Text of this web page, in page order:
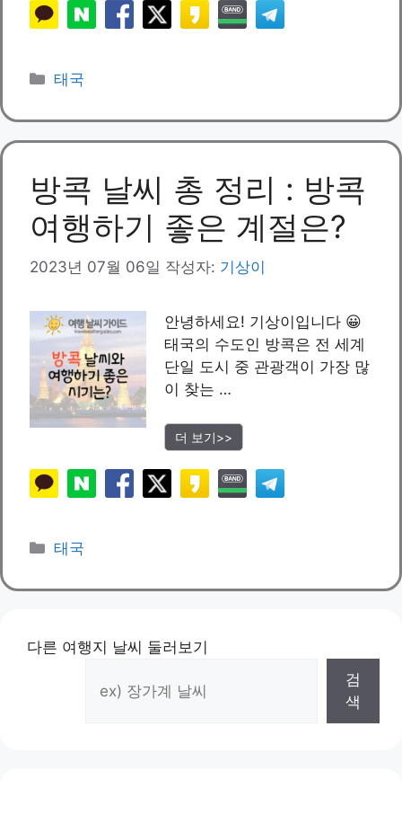
카
고
리
태국
방콕 날씨 총 정리 : 방콕
여행하기 좋은 계절은?
2023년 07월 06일 작성자: 기상이
안녕하세요! 기상이입니다 😀
태국의 수도인 방콕은 전 세계
단일 도시 중 관광객이 가장 많
이 찾는 …
더 보기>>
카
고
태국
다른 여행지 날씨 둘러보기
검
색